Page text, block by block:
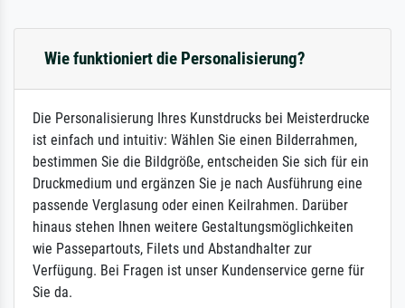
Wie funktioniert die Personalisierung?
Die Personalisierung Ihres Kunstdrucks bei Meisterdrucke
ist einfach und intuitiv: Wählen Sie einen Bilderrahmen,
bestimmen Sie die Bildgröße, entscheiden Sie sich für ein
Druckmedium und ergänzen Sie je nach Ausführung eine
passende Verglasung oder einen Keilrahmen. Darüber
hinaus stehen Ihnen weitere Gestaltungsmöglichkeiten
wie Passepartouts, Filets und Abstandhalter zur
Verfügung. Bei Fragen ist unser Kundenservice gerne für
Sie da.